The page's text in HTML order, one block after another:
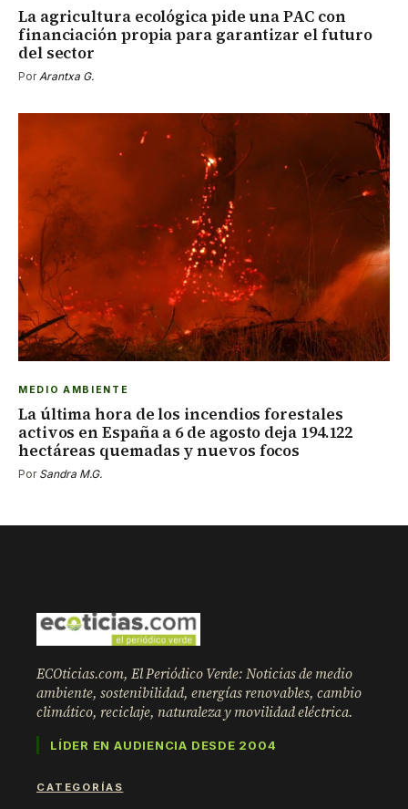
La agricultura ecológica pide una PAC con
financiación propia para garantizar el futuro
del sector
PorArantxa G.
MEDIO AMBIENTE
La última hora de los incendios forestales
activos en España a 6 de agosto deja 194.122
hectáreas quemadas y nuevos focos
Por Sandra M.G.
ECOticias.com, El Periódico Verde: Noticias de medio
ambiente, sostenibilidad, energías renovables, cambio
climático, reciclaje, naturaleza y movilidad eléctrica.
LÍDER EN AUDIENCIA DESDE 2004
CATEGORÍAS